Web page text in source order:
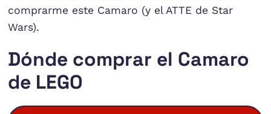
comprarme este Camaro (y el ATTE de Star
Wars).
Dónde comprar el Camaro
de LEGO